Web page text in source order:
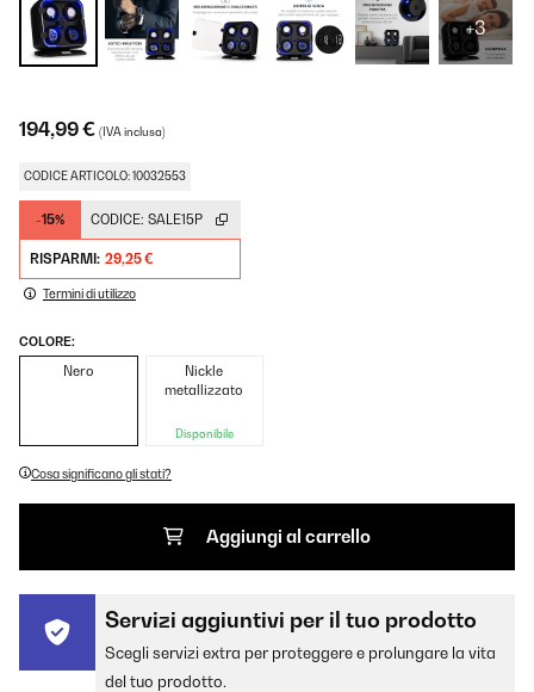
+3
194,99 € (IVA inclusa)
CODICE ARTICOLO: 10032553
-15% CODICE: SALE15P
RISPARMI: 29,25 €
Termini di utilizzo
COLORE:
Nero
Nickle
metallizzato
Disponibile
Cosa significano gli stati?
Aggiungi al carrello
Servizi aggiuntivi per il tuo prodotto
Scegli servizi extra per proteggere e prolungare la vita
del tuo prodotto.